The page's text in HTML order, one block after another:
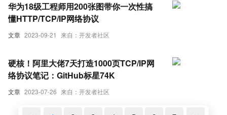
文章 2023-09-21 来自：开发者社区
华为18级工程师用200张图带你一次性搞
懂HTTP/TCP/IP网络协议
文章 2023-07-26 来自：开发者社区
硬核！阿里大佬7天打造1000页TCP/IP网
络协议笔记：GitHub标星74K